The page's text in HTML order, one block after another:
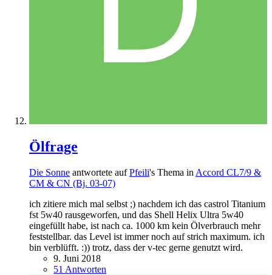
Ölfrage
Die Sonne antwortete aufPfeili's Thema in Accord CL7/9 &
CM & CN (Bj. 03-07)
ich zitiere mich mal selbst ;) nachdem ich das castrol Titanium
fst 5w40 rausgeworfen, und das Shell Helix Ultra 5w40
eingefüllt habe, ist nach ca. 1000 km kein Ölverbrauch mehr
feststellbar. das Level ist immer noch auf strich maximum. ich
bin verblüfft. :)) trotz, dass der v-tec gerne genutzt wird.
9. Juni 2018
51 Antworten